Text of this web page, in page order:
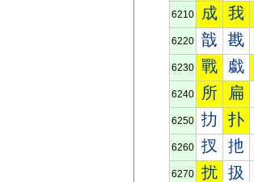
6210 成 我
6220 戠 戡
6230 戰 戱
6240 所 扁
6250 扐 扑
6260 扠 扡
6270 扰 扱